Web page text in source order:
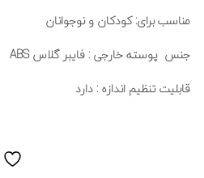
مناسب برای: کودکان و نوجوانان
جنس پوسته خارجی : فایبر گلاس ABS
قابلیت تنظیم اندازه : دارد